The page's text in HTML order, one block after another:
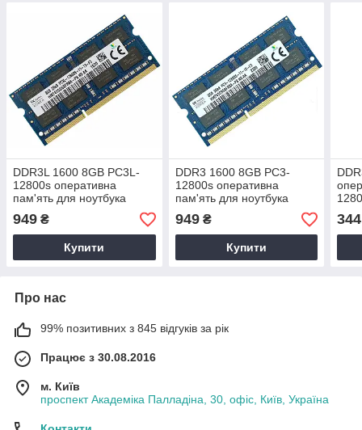
DDR3L 1600 8GB PC3L-
12800s оперативна
пам'ять для ноутбука
HMT41GS6BFR8A-PB
949 ₴
Купити
DDR3 1600 8GB PC3-
12800s оперативна
пам'ять для ноутбука
HMT41GS6BFR8A
949₴
Купити
344
Про нас
99% позитивних з 845 відгуків за рік
Працює з 30.08.2016
м. Київ
проспект Академіка Палладіна, 30, офіс, Київ, Україна